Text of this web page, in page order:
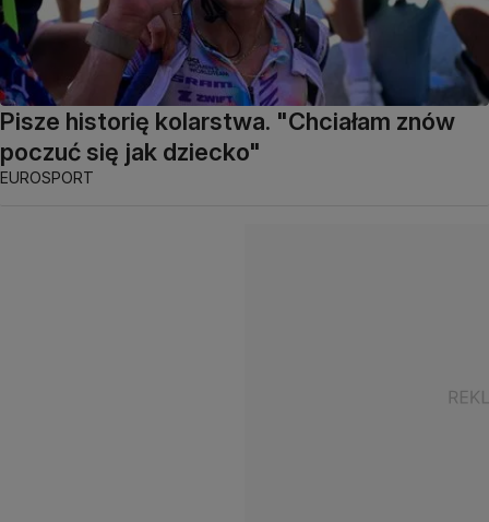
Pisze historię kolarstwa. "Chciałam znów
poczuć się jak dziecko"
EUROSPORT